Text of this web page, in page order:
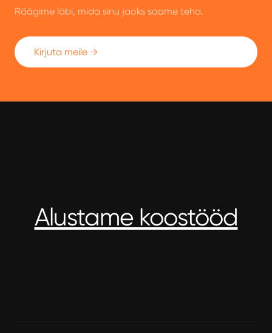
Räägime läbi, mida sinu jaoks saame teha.
Kirjuta meile →
Alustame koostööd